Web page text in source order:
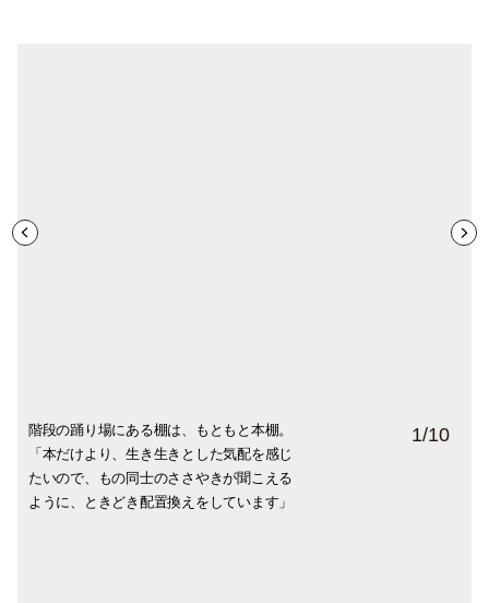
階段の踊り場にある棚は、もともと本棚。
「本だけより、生き生きとした気配を感じ
たいので、もの同士のささやきが聞こえる
ように、ときどき配置換えをしています」
「光が季節とともに変化し、時間ごとに移
ろうのが好き」という森さん。ベッドサイ
ドには香りや本、娘さんが作った四目並べ
ゲーム、穏やかな色の陶器を並べて。「全
食器棚のガラス類。「映画『人生フルー
ツ』の津端夫妻の本で、夏は食器棚をガラ
スメインに変える、と読みました。私は冬
もガラスを並べているけれど、ガラスメイ
ほぼ毎日、同じアクセサリーを身につける
という森さん。「ネックレスをさらに重ね
るかどうかぐらいの変化です。透明なブレ
スレットは夏だけ。10年以上前からずっと
ダイニングテーブルにはチェックのクロス
をかけて。「時にはラブリーすぎるテーブ
ルクロスを引きずるようにかけて、楽しく
過ごします。外出先から戻ったらコーヒー
食器棚は約18年使用しているバリの棚(右)
と、10年以上前に購入した薬棚。一番変化
していく場所なのだとか。「どちらもガラ
ス戸なので、中を見せながら飾るように、
ダイニングの窓辺は、日々表情を変えるお
気に入りの場所。「季節ごとに通り過ぎる
光が変わり、きらめきを変えます。窓辺に
は香りや小さなオブジェなどもあります
壁にはさまざまな土地や人によるものと、
娘さんの絵を飾って。「いつ眺めても気持
ちが良く、ソファに座ってぼーっと見つめ
ています」
森さんお気に入りのキッチン。「キッチン
は実用品であふれがちですが、魔法のスプ
ーンのような形の匙や、アメリカの高校生
が作ったマグなど、少しずつ変なものがあ
家のあちこちにアートを飾って。「手の届
くアートは、気にいると購入して、落ち着
き場所を探しながらあちこち移動して試し
ています。美しい唇のポートレートが描か
1/10